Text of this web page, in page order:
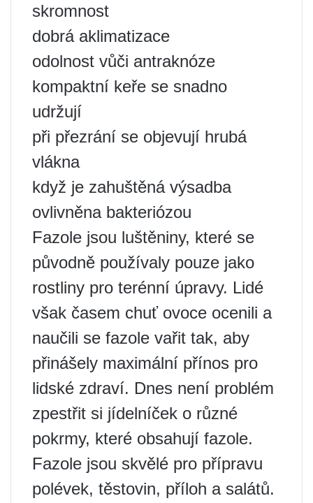
skromnost
dobrá aklimatizace
odolnost vůči antraknóze
kompaktní keře se snadno
udržují
při přezrání se objevují hrubá
vlákna
když je zahuštěná výsadba
ovlivněna bakteriózou
Fazole jsou luštěniny, které se
původně používaly pouze jako
rostliny pro terénní úpravy. Lidé
však časem chuť ovoce ocenili a
naučili se fazole vařit tak, aby
přinášely maximální přínos pro
lidské zdraví. Dnes není problém
zpestřit si jídelníček o různé
pokrmy, které obsahují fazole.
Fazole jsou skvělé pro přípravu
polévek, těstovin, příloh a salátů.